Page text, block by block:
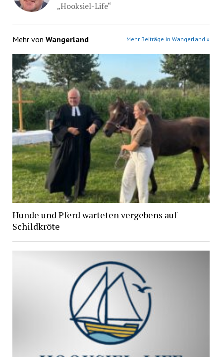
„Hooksiel-Life“
Mehr von Wangerland Mehr Beiträge in Wangerland »
Hunde und Pferd warteten vergebens auf
Schildkröte